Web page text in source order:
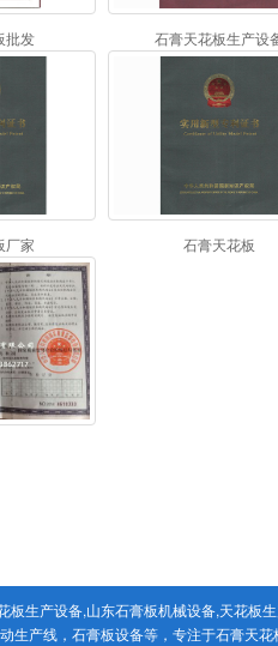
批发 石膏天花板生产设
厂家 石膏天花板
生产设备,山东石膏板机械设备,天花板
产线，石膏板设备等，专注于石膏天花